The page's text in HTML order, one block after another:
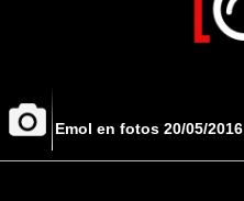
Emol en fotos 20/05/2016